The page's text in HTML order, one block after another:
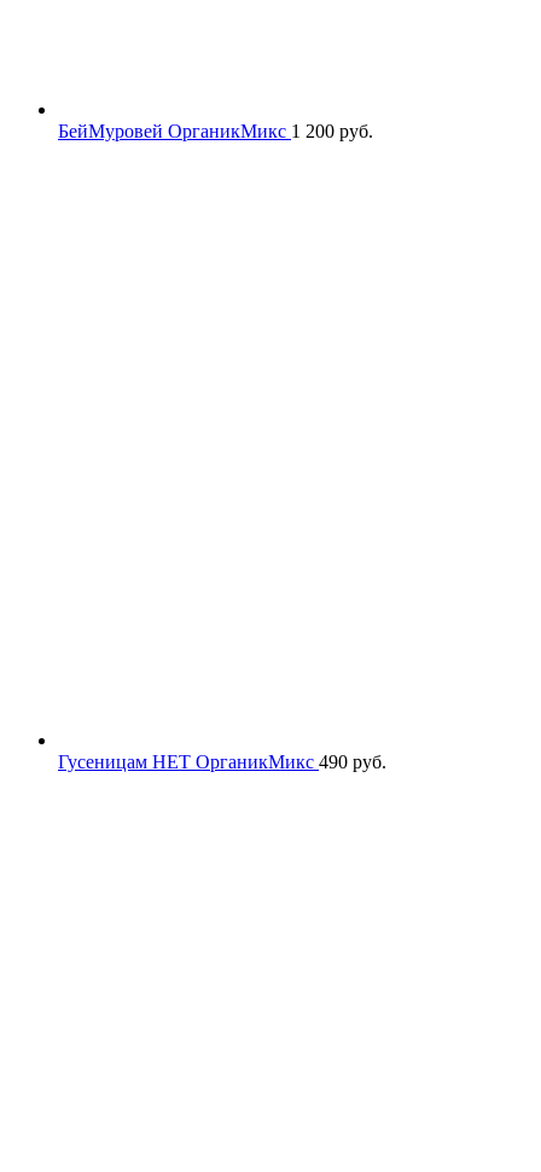
БейМуровей ОрганикМикс 1 200 руб.
Гусеницам НЕТ ОрганикМикс 490 руб.